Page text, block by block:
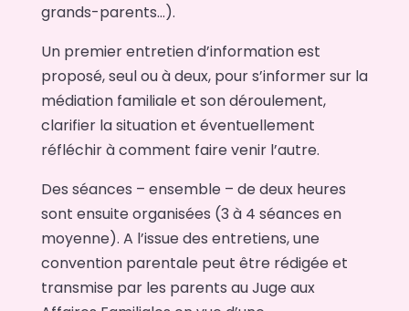
grands-parents…).
Un premier entretien d’information est
proposé, seul ou à deux, pour s’informer sur la
médiation familiale et son déroulement,
clarifier la situation et éventuellement
réfléchir à comment faire venir l’autre.
Des séances – ensemble – de deux heures
sont ensuite organisées (3 à 4 séances en
moyenne). A l’issue des entretiens, une
convention parentale peut être rédigée et
transmise par les parents au Juge aux